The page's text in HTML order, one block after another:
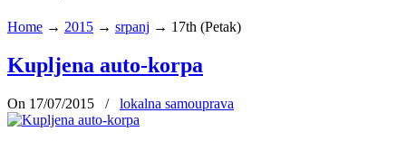
Home → 2015 → srpanj → 17th (Petak)
Kupljena auto-korpa
On 17/07/2015 / lokalna samouprava